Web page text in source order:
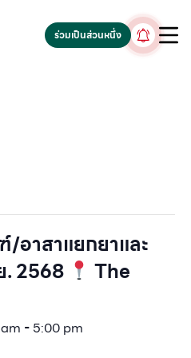
ร่วมเป็นส่วนหนึ่ง
อาสาแยกยาและ
. 2568
The
- 5:00 pm